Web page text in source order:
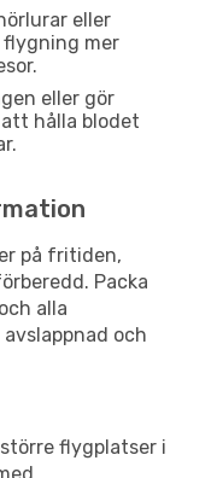
eller
mer
eller gör
hålla blodet
på fritiden,
Packa
alla
och
flygplatser i